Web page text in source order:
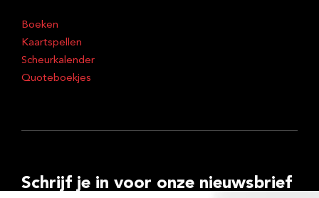
Boeken
Kaartspellen
Scheurkalender
Quoteboekjes
Schrijf je in voor onze nieuwsbrief